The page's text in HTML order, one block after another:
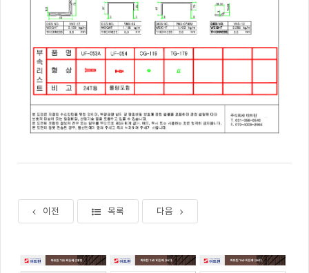
이전 목록 다음